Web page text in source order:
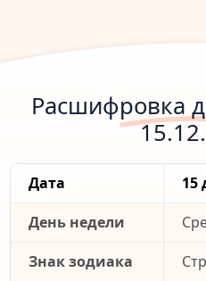
Расшифровка
Дата
15
День недели
Знак зодиака